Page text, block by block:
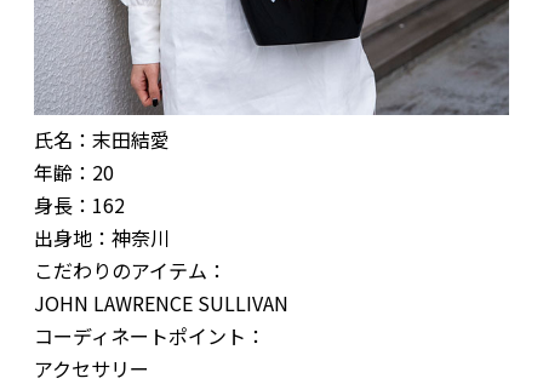
氏名：末田結愛
年齢：20
身長：162
出身地：神奈川
こだわりのアイテム：
JOHN LAWRENCE SULLIVAN
コーディネートポイント：
アクセサリー